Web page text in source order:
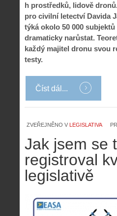
h prostředků, lidově
pro civilní letectví Davida
týká okolo 50 000
dramaticky narůstat.
každý majitel dronu svou
testy.
Číst dál...
ZVEŘEJNĚNO V LEGISLATIVA
Jak jsem se
registroval
legislativě